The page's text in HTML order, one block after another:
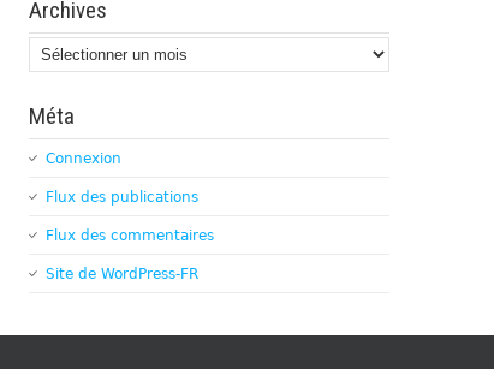
Archives
Archives
Méta
Connexion
Flux des publications
Flux des commentaires
Site de WordPress-FR